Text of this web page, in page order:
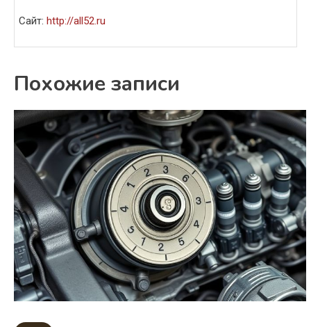
Сайт: http://all52.ru
Похожие записи